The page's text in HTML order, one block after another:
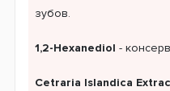
зубов.
1,2-Hexanediol -
Cetraria Islandica